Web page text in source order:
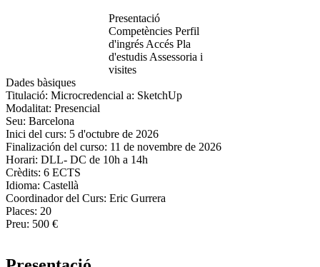
Presentació
Competències Perfil
d'ingrés Accés Pla
d'estudis Assessoria i
visites
Dades bàsiques
Titulació: Microcredencial a: SketchUp
Modalitat: Presencial
Seu: Barcelona
Inici del curs: 5 d'octubre de 2026
Finalización del curso: 11 de novembre de 2026
Horari: DLL- DC de 10h a 14h
Crèdits: 6 ECTS
Idioma: Castellà
Coordinador del Curs: Eric Gurrera
Places: 20
Preu: 500 €